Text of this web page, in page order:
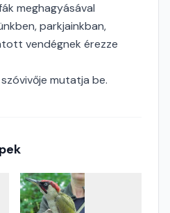
meghagyásával
parkjainkban,
vendégnek érezze
mutatja be.